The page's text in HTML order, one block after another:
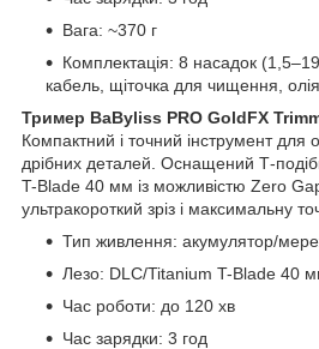
Вага: ~370 г
Комплектація: 8 насадок
кабель, щіточка для чищення, олія
Тример BaByliss PRO GoldFX
Компактний і точний інструмент для
дрібних деталей. Оснащений Т-
T-Blade 40 мм із можливістю Zero
ультракороткий зріз і максимальну
Тип живлення: акумулятор/
Лезо: DLC/Titanium T-Blade 40
Час роботи: до 120 хв
Час зарядки: 3 год